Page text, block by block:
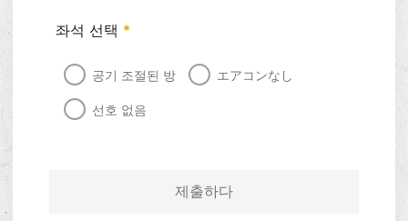
좌석 선택 *
공기 조절된 방 エアコンなし
선호 없음
제출하다